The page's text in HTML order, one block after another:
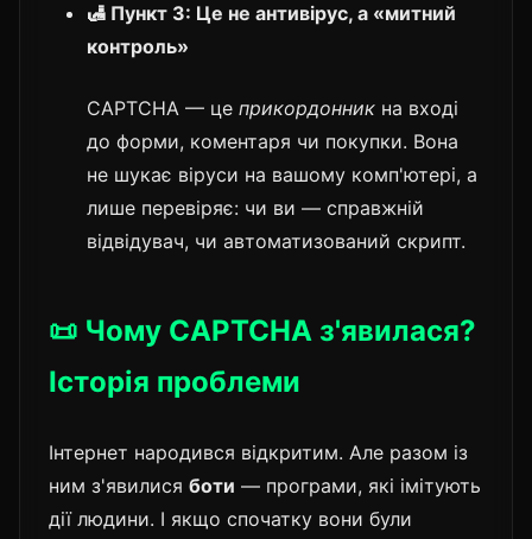
🛃 Пункт 3: Це не антивірус, а «митний
контроль»
CAPTCHA — це прикордонник на вході
до форми, коментаря чи покупки. Вона
не шукає віруси на вашому комп'ютері, а
лише перевіряє: чи ви — справжній
відвідувач, чи автоматизований скрипт.
📜 Чому CAPTCHA з'явилася?
Історія проблеми
Інтернет народився відкритим. Але разом із
ним з'явилися боти — програми, які імітують
дії людини. І якщо спочатку вони були